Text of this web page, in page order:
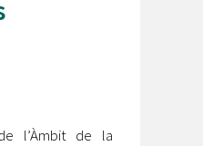
l’Àmbit de la